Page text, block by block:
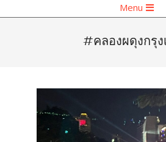
Navigation
Menu
#คลองผดุงกรุง